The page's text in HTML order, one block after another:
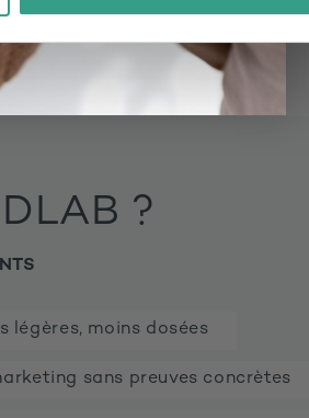
?
légères, moins dosées
sans preuves concrètes